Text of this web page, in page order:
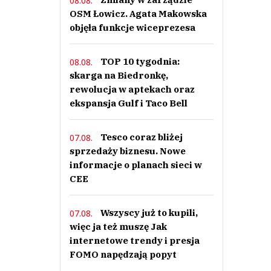
OSM Łowicz. Agata Makowska
objęła funkcje wiceprezesa
08.08.
TOP 10 tygodnia:
skarga na Biedronkę,
rewolucja w aptekach oraz
ekspansja Gulf i Taco Bell
07.08.
Tesco coraz bliżej
sprzedaży biznesu. Nowe
informacje o planach sieci w
CEE
07.08.
Wszyscy już to kupili,
więc ja też muszę Jak
internetowe trendy i presja
FOMO napędzają popyt